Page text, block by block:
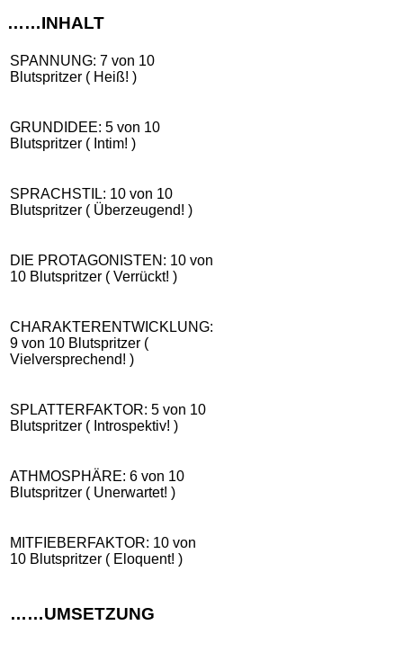
……INHALT
SPANNUNG: 7 von 10
Blutspritzer ( Heiß! )
GRUNDIDEE: 5 von 10
Blutspritzer ( Intim! )
SPRACHSTIL: 10 von 10
Blutspritzer ( Überzeugend! )
DIE PROTAGONISTEN: 10 von
10 Blutspritzer ( Verrückt! )
CHARAKTERENTWICKLUNG:
9 von 10 Blutspritzer (
Vielversprechend! )
SPLATTERFAKTOR: 5 von 10
Blutspritzer ( Introspektiv! )
ATHMOSPHÄRE: 6 von 10
Blutspritzer ( Unerwartet! )
MITFIEBERFAKTOR: 10 von
10 Blutspritzer ( Eloquent! )
……UMSETZUNG